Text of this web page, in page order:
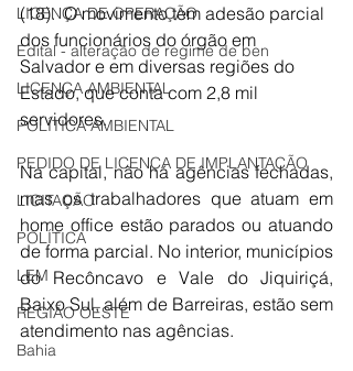
LICENÇA DE OPERAÇÃO
Edital - alteração de regime de ben
LICENÇA AMBIENTAL
POLÍTICA AMBIENTAL
PEDIDO DE LICENÇA DE IMPLANTAÇÃO
LICITAÇÃO
POLÍTICA
LEM
REGIÃO OESTE
Bahia
(18).  O movimento tem adesão parcial
dos funcionários do órgão em
Salvador e em diversas regiões do
Estado, que conta com 2,8 mil
servidores.
Na capital, não há agências fechadas,
mas os trabalhadores que atuam em
home office estão parados ou atuando
de forma parcial. No interior, municípios
do Recôncavo e Vale do Jiquiriçá,
Baixo Sul, além de Barreiras, estão sem
atendimento nas agências.